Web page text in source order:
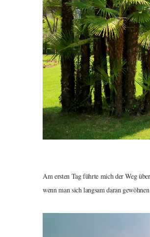
Am ersten Tag führte mich der Weg
wenn man sich langsam daran